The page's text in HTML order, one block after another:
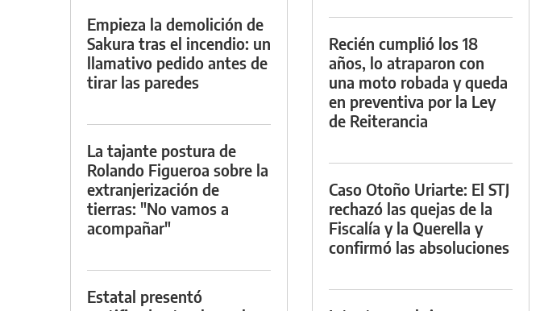
Empieza la demolición de
Sakura tras el incendio: un
llamativo pedido antes de
tirar las paredes
La tajante postura de
Rolando Figueroa sobre la
extranjerización de
tierras: "No vamos a
acompañar"
Estatal presentó
Recién cumplió los 18
años, lo atraparon con
una moto robada y queda
en preventiva por la Ley
de Reiterancia
Caso Otoño Uriarte: El STJ
rechazó las quejas de la
Fiscalía y la Querella y
confirmó las absoluciones